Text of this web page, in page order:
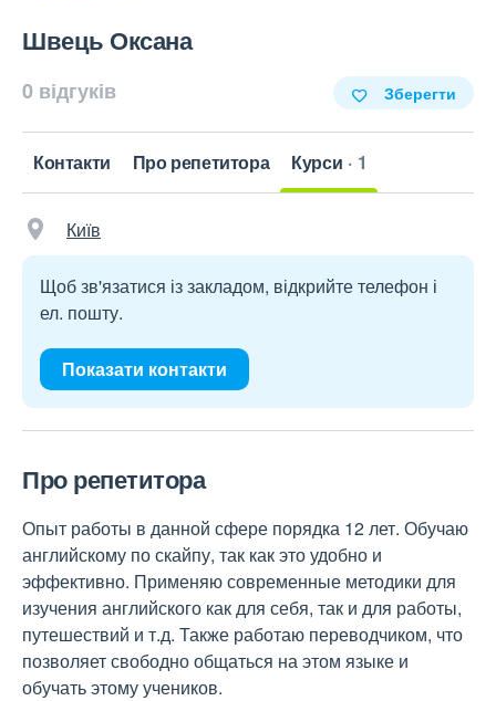
Швець Оксана
0 відгуків Зберегти
Контакти Про репетитора Курси 1
Київ
Щоб зв'язатися із закладом, відкрийте телефон і
ел. пошту.
Показати контакти
Про репетитора
Опыт работы в данной сфере порядка 12 лет. Обучаю
английскому по скайпу, так как это удобно и
эффективно. Применяю современные методики для
изучения английского как для себя, так и для работы,
путешествий и т.д. Также работаю переводчиком, что
позволяет свободно общаться на этом языке и
обучать этому учеников.